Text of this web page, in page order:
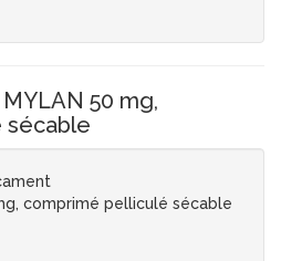
50 mg,
sécable
comprimé pelliculé sécable